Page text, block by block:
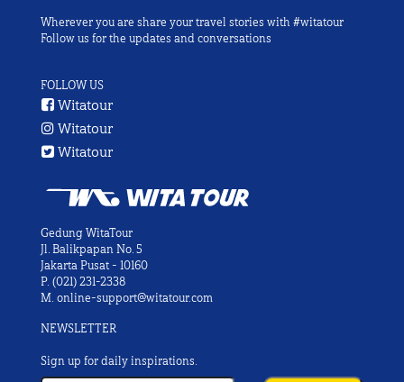
Wherever you are share your travel stories with #witatour
Follow us for the updates and conversations
FOLLOW US
Witatour
Witatour
Witatour
Gedung WitaTour
Jl. Balikpapan No. 5
Jakarta Pusat - 10160
P. (021) 231-2338
M. online-support@witatour.com
NEWSLETTER
Sign up for daily inspirations.